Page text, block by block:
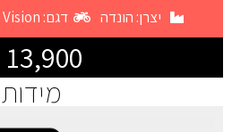
יצרן: הונדה דגם: Vision
13,900 ₪
מידות